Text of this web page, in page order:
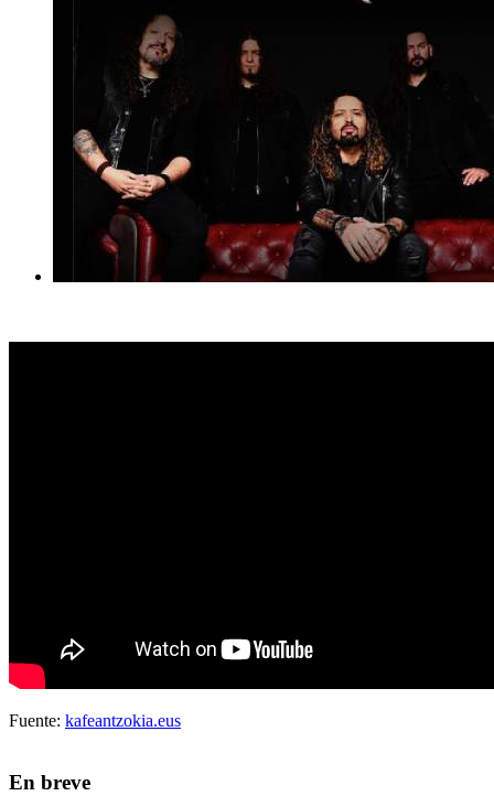
Fuente: kafeantzokia.eus
En breve